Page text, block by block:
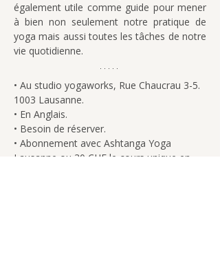
également utile comme guide pour mener
à bien non seulement notre pratique de
yoga mais aussi toutes les tâches de notre
vie quotidienne.
• Au studio yogaworks, Rue Chaucrau 3-5.
1003 Lausanne.
• En Anglais.
• Besoin de réserver.
• Abonnement avec Ashtanga Yoga
Lausanne ou 30 CHF le cours unique en